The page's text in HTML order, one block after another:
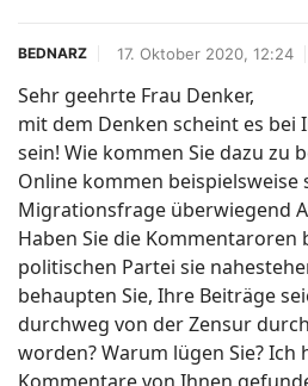
BEDNARZ 17. Oktober 2020, 12:24
Sehr geehrte Frau Denker,
mit dem Denken scheint es bei
sein! Wie kommen Sie dazu zu
Online kommen beispielsweise
Migrationsfrage überwiegend
Haben Sie die Kommentaroren
politischen Partei sie
behaupten Sie, Ihre Beiträge
durchweg von der Zensur
worden? Warum lügen Sie? Ich